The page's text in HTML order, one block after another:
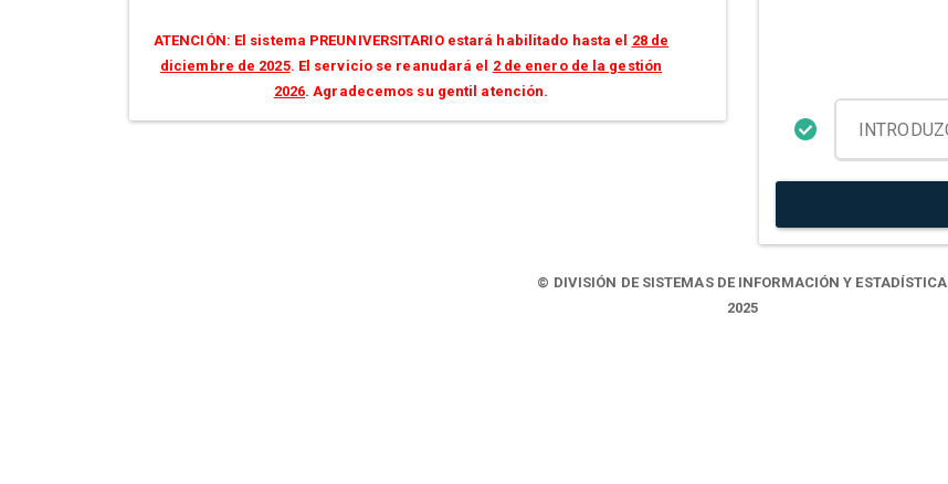
ATENCIÓN: El sistema PREUNIVERSITARIO estará habilitado hasta el 28 de
diciembre de 2025. El servicio se reanudará el 2 de enero de la gestión
2026. Agradecemos su gentil atención.
© DIVISIÓN DE SISTEMAS DE INFORMACIÓN Y ESTADÍSTICA
2025